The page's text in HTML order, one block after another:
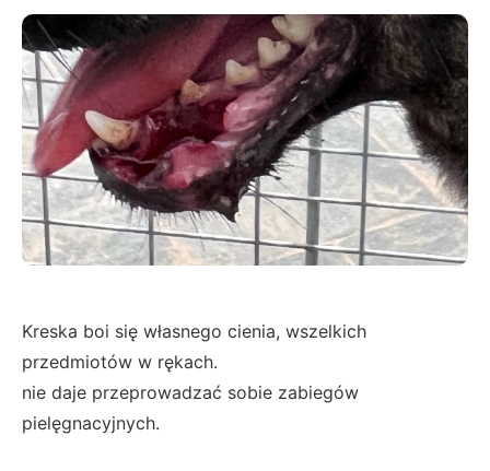
Kreska boi się własnego cienia, wszelkich
przedmiotów w rękach.
nie daje przeprowadzać sobie zabiegów
pielęgnacyjnych.